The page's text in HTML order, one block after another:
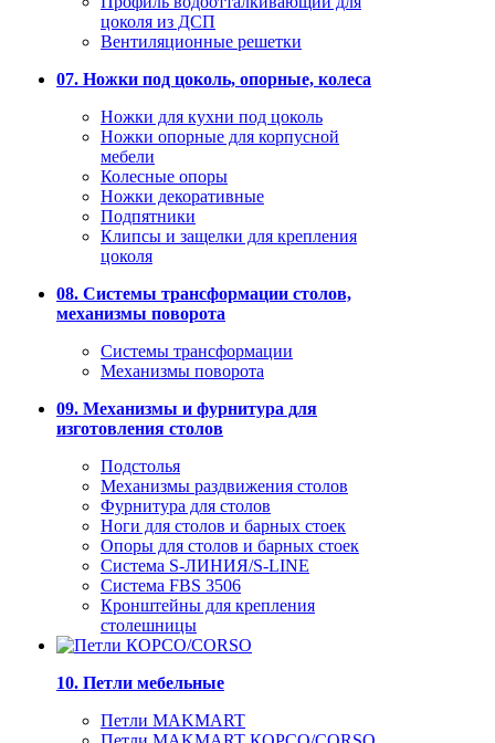
цоколя из ДСП
Вентиляционные решетки
07. Ножки под цоколь, опорные, колеса
Ножки для кухни под цоколь
Ножки опорные для корпусной
мебели
Колесные опоры
Ножки декоративные
Подпятники
Клипсы и защелки для крепления
цоколя
08. Системы трансформации столов,
механизмы поворота
Системы трансформации
Механизмы поворота
09. Механизмы и фурнитура для
изготовления столов
Подстолья
Механизмы раздвижения столов
Фурнитура для столов
Ноги для столов и барных стоек
Опоры для столов и барных стоек
Система S-ЛИНИЯ/S-LINE
Система FBS 3506
Кронштейны для крепления
столешницы
10. Петли мебельные
Петли MAKMART